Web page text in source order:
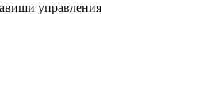
управления